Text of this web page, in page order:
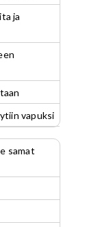
ja
vapuksi
samat